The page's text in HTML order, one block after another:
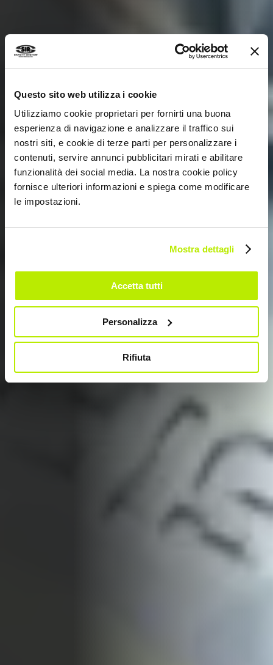
Questo sito web utilizza i cookie
Utilizziamo cookie proprietari per fornirti una buona
esperienza di navigazione e analizzare il traffico sui
nostri siti, e cookie di terze parti per personalizzare i
contenuti, servire annunci pubblicitari mirati e abilitare
funzionalità dei social media. La nostra cookie policy
fornisce ulteriori informazioni e spiega come modificare
le impostazioni.
Mostra dettagli
Accetta tutti
Personalizza
Rifiuta
DIE LEICHTESTE ALLER ZEITEN
SIR 399
TECHNOLOGISCHE INNOVATION